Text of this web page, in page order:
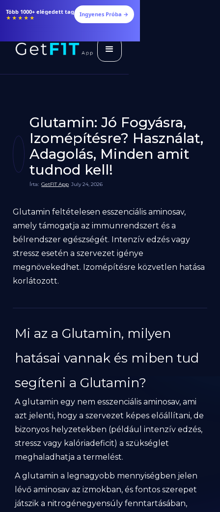
Étrendek, receptek és edzéstervek
★★★★★ Ingyenes Próba →
Glutamin: Jó Fogyásra,
Izomépítésre? Használat,
Adagolás, Minden amit
tudnod kell!
Írta: GetFIT App July 24, 2026
Glutamin feltételesen esszenciális aminosav,
amely támogatja az immunrendszert és a
bélrendszer egészségét. Intenzív edzés vagy
stressz esetén a szervezet igénye
megnövekedhet. Izomépítésre közvetlen hatása
korlátozott.
Mi az a Glutamin, milyen
hatásai vannak és miben tud
segíteni a Glutamin?
A glutamin egy nem esszenciális aminosav, ami
azt jelenti, hogy a szervezet képes előállítani, de
bizonyos helyzetekben (például intenzív edzés,
stressz vagy kalóriadeficit) a szükséglet
meghaladhatja a termelést.
A glutamin a legnagyobb mennyiségben jelen
lévő aminosav az izmokban, és fontos szerepet
játszik a nitrogénegyensúly fenntartásában,